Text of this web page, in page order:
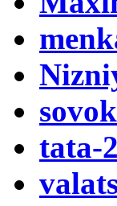
sovok
tata-